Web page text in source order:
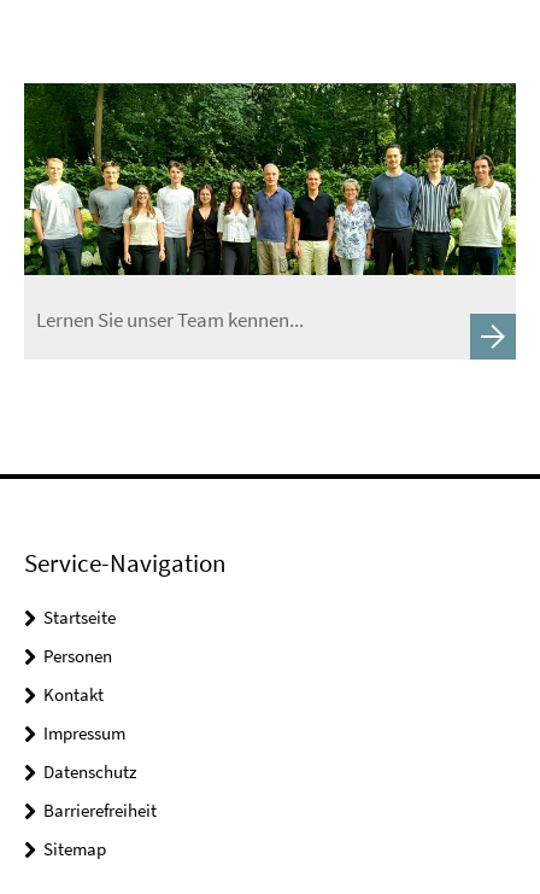
Lernen Sie unser Team kennen...
Service-Navigation
Startseite
Personen
Kontakt
Impressum
Datenschutz
Barrierefreiheit
Sitemap